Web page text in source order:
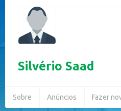
Silvério Saad
Sobre Anúncios Fazer